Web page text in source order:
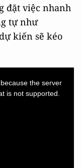
đặt việc nhanh
tự như
kiến sẽ kéo
the server
is not supported.